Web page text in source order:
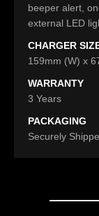
beeper alert,
external LED
CHARGER
159mm (W) x
WARRANTY
3 Years
PACKAGING
Securely